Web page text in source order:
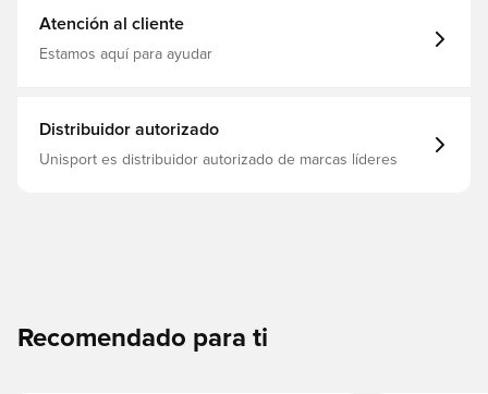
Atención al cliente
Estamos aquí para ayudar
Distribuidor autorizado
Unisport es distribuidor autorizado de marcas líderes
Recomendado para ti